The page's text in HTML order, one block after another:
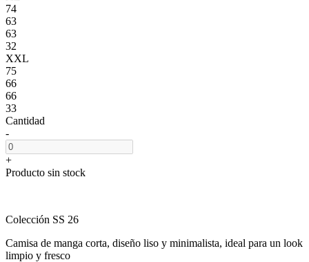
74
63
63
32
XXL
75
66
66
33
Cantidad
-
+
Producto sin stock
Colección SS 26
Camisa de manga corta, diseño liso y minimalista, ideal para un look
limpio y fresco